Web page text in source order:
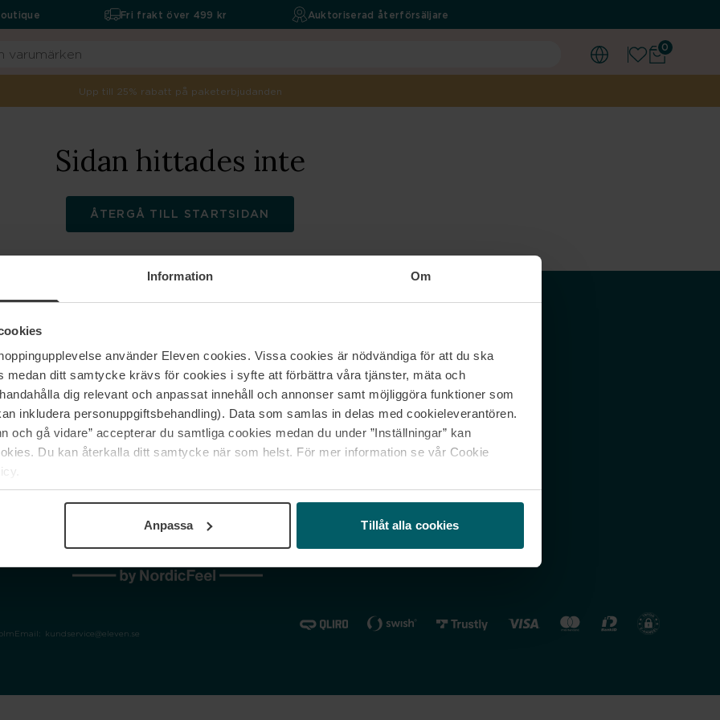
Information Om
använder Eleven cookies. Vissa cookies är nödvändiga för att du ska
medan ditt samtycke krävs för cookies i syfte att förbättra våra tjänster, mäta och
dig relevant och anpassat innehåll och annonser samt möjliggöra funktioner som
inkludera personuppgiftsbehandling). Data som samlas in delas med cookieleverantören.
och gå vidare” accepterar du samtliga cookies medan du under ”Inställningar” kan
Du kan återkalla ditt samtycke när som helst. För mer information se vår Cookie
Anpassa Tillåt alla cookies
0
Fri frakt över 499 kr Auktoriserad återförsäljare
Upp till 25% rabatt på paketerbjudanden
Sidan hittades inte
ÅTERGÅ TILL STARTSIDAN
Om oss
Jobba hos oss
Våra varumärken
Kontakta oss
Vanliga frågor & svar
Spåra min beställning
reklamationer
Nordicfeel SE
Nordicfeel FI
Nordicfeel NO
Email: kundservice@eleven.se